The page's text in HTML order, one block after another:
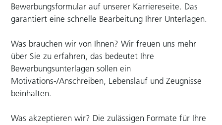
Bewerbungsformular auf unserer Karriereseite. Das
garantiert eine schnelle Bearbeitung Ihrer Unterlagen.
Was brauchen wir von Ihnen? Wir freuen uns mehr
über Sie zu erfahren, das bedeutet Ihre
Bewerbungsunterlagen sollen ein
Motivations-/Anschreiben, Lebenslauf und Zeugnisse
beinhalten.
Was akzeptieren wir? Die zulässigen Formate für Ihre